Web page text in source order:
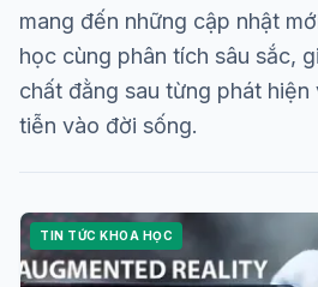
mang đến những cập nhật
học cùng phân tích sâu sắc,
chất đằng sau từng phát
tiễn vào đời sống.
TIN TỨC KHOA HỌC